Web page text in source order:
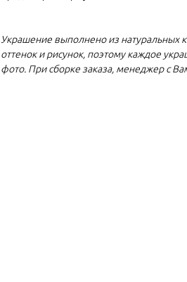
Украшение выполнено из
оттенок и рисунок, поэтому каждое
фото. При сборке заказа, менеджер с